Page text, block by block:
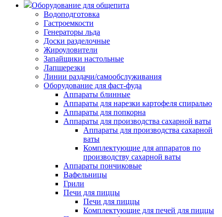
Оборудование для общепита
Водоподготовка
Гастроемкости
Генераторы льда
Доски разделочные
Жироуловители
Запайщики настольные
Лапшерезки
Линии раздачи/самообслуживания
Оборудование для фаст-фуда
Аппараты блинные
Аппараты для нарезки картофеля спиралью
Аппараты для попкорна
Аппараты для производства сахарной ваты
Аппараты для производства сахарной
ваты
Комплектующие для аппаратов по
производству сахарной ваты
Аппараты пончиковые
Вафельницы
Грили
Печи для пиццы
Печи для пиццы
Комплектующие для печей для пиццы